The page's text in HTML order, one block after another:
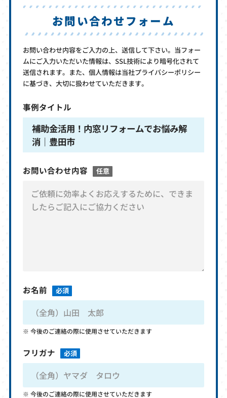
お問い合わせフォーム
お問い合わせ内容をご入力の上、送信して下さい。当フォー
ムにご入力いただいた情報は、SSL技術により暗号化されて
送信されます。また、個人情報は当社プライバシーポリシー
に基づき、大切に扱わせていただきます。
事例タイトル
補助金活用！内窓リフォームでお悩み解
消｜豊田市
お問い合わせ内容 任意
お名前 必須
今後のご連絡の際に使用させていただきます
フリガナ 必須
今後のご連絡の際に使用させていただきます